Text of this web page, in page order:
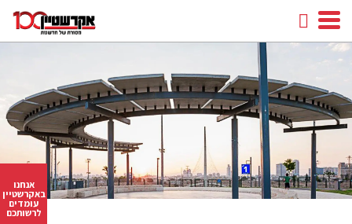
חיפוש
facebook
youtube
instagram
אנחנו
באקרשטיין
עומדים
לרשותכם